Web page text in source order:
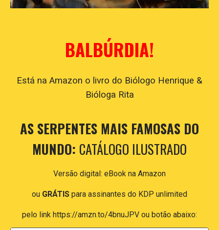
BALBÚRDIA!
Está na Amazon o livro do Biólogo Henrique &
Bióloga Rita
AS SERPENTES MAIS FAMOSAS DO
MUNDO: CATÁLOGO ILUSTRADO
Versão digital: eBook na Amazon
ou GRÁTIS para assinantes do KDP unlimited
pelo link https://amzn.to/4bnuJPV ou botão abaixo: